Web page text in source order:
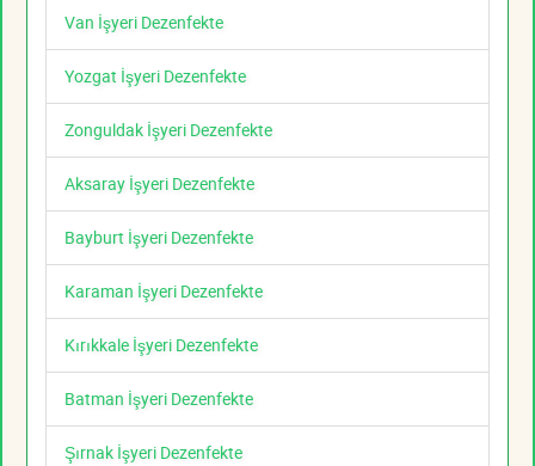
Van İşyeri Dezenfekte
Yozgat İşyeri Dezenfekte
Zonguldak İşyeri Dezenfekte
Aksaray İşyeri Dezenfekte
Bayburt İşyeri Dezenfekte
Karaman İşyeri Dezenfekte
Kırıkkale İşyeri Dezenfekte
Batman İşyeri Dezenfekte
Şırnak İşyeri Dezenfekte